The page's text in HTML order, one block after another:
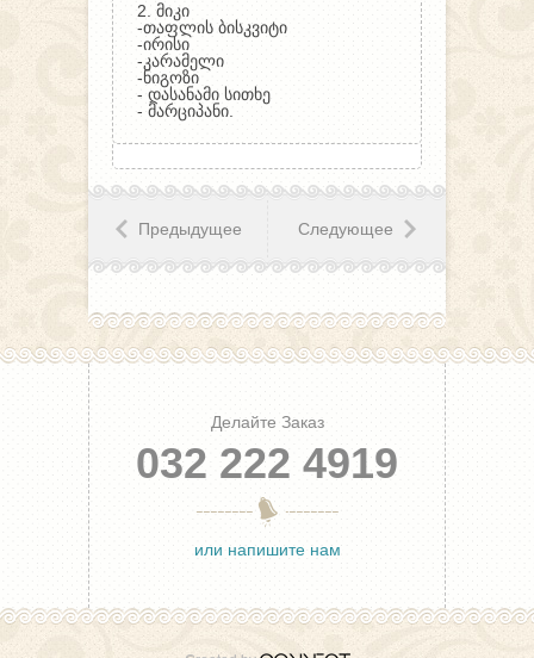
2. მიკი
-თაფლის ბისკვიტი
-ირისი
-კარამელი
-ნიგოზი
- დასანამი სითხე
- მარციპანი.
Предыдущее Следующее
Делайте Заказ
032 222 4919
или напишите нам